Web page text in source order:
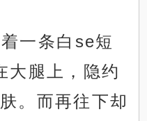
一条白se短
大腿上，隐约
。而再往下却